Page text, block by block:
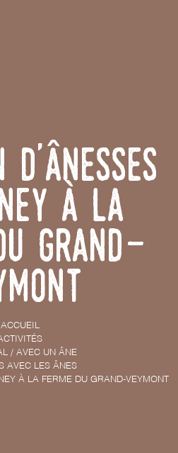
d'ânesses
à la
Grand-
ACCUEIL
/ AVEC UN ÂNE
AVEC LES ÂNES
À LA FERME DU GRAND-VEYMONT